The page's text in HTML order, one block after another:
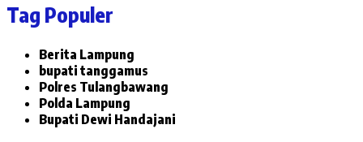
Tag Populer
Berita Lampung
bupati tanggamus
Polres Tulangbawang
Polda Lampung
Bupati Dewi Handajani